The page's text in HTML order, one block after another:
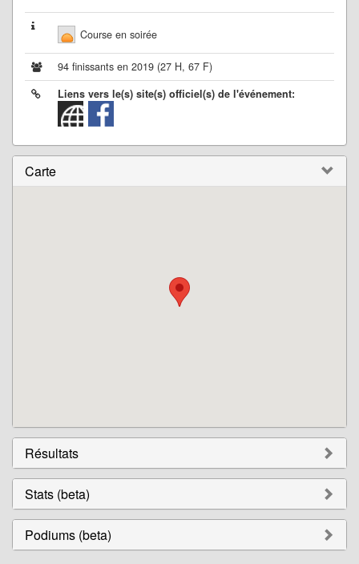
Course en soirée
94 finissants en 2019 (27 H, 67 F)
Liens vers le(s) site(s) officiel(s) de l'événement:
Carte
Résultats
Stats (beta)
Podiums (beta)